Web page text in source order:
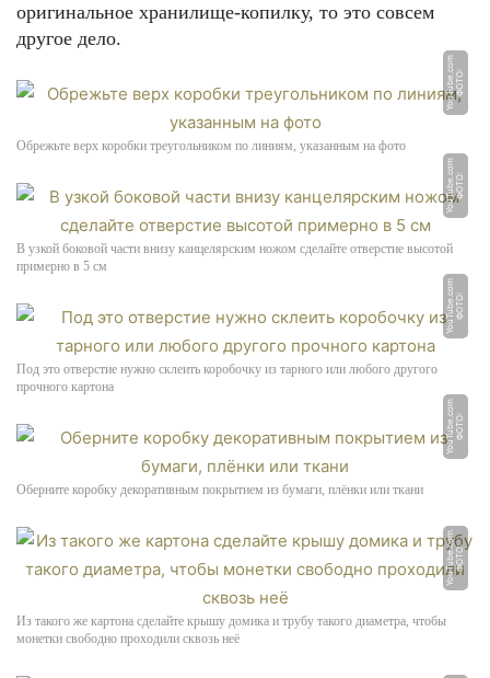
оригинальное хранилище-копилку, то это совсем
другое дело.
Ф
О
Т
О:
Y
o
u
T
u
b
e.
c
o
m
Обрежьте верх коробки треугольником по линиям, указанным на фото
Ф
О
Т
О:
Y
o
u
T
u
b
e.
c
o
m
В узкой боковой части внизу канцелярским ножом сделайте отверстие высотой
примерно в 5 см
Ф
О
Т
О:
Y
o
u
T
u
b
e.
c
o
m
Под это отверстие нужно склеить коробочку из тарного или любого другого
прочного картона
Ф
О
Т
О:
Y
o
u
T
u
b
e.
c
o
m
Оберните коробку декоративным покрытием из бумаги, плёнки или ткани
Ф
О
Т
О:
Y
o
u
T
u
b
e.
c
o
m
Из такого же картона сделайте крышу домика и трубу такого диаметра, чтобы
монетки свободно проходили сквозь неё